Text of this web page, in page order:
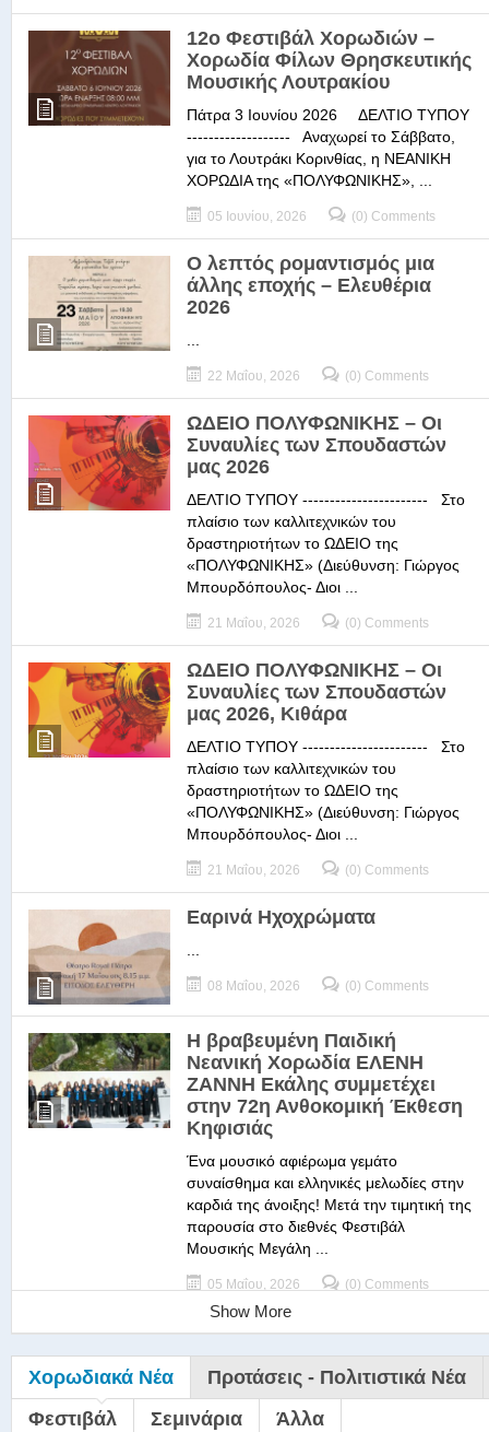
12ο Φεστιβάλ Χορωδιών –
Χορωδία Φίλων Θρησκευτικής
Μουσικής Λουτρακίου
Πάτρα 3 Ιουνίου 2026 ΔΕΛΤΙΟ ΤΥΠΟΥ
------------------- Αναχωρεί το Σάββατο,
για το Λουτράκι Κορινθίας, η ΝΕΑΝΙΚΗ
ΧΟΡΩΔΙΑ της «ΠΟΛΥΦΩΝΙΚΗΣ», ...
05 Ιουνίου, 2026 (0) Comments
Ο λεπτός ρομαντισμός μια
άλλης εποχής – Ελευθέρια
2026
22 Μαΐου, 2026 (0) Comments
ΩΔΕΙΟ ΠΟΛΥΦΩΝΙΚΗΣ – Οι
Συναυλίες των Σπουδαστών
μας 2026
ΔΕΛΤΙΟ ΤΥΠΟΥ ----------------------- Στο
πλαίσιο των καλλιτεχνικών του
δραστηριοτήτων το ΩΔΕΙΟ της
«ΠΟΛΥΦΩΝΙΚΗΣ» (Διεύθυνση: Γιώργος
Μπουρδόπουλος- Διοι ...
21 Μαΐου, 2026 (0) Comments
ΩΔΕΙΟ ΠΟΛΥΦΩΝΙΚΗΣ – Οι
Συναυλίες των Σπουδαστών
μας 2026, Κιθάρα
ΔΕΛΤΙΟ ΤΥΠΟΥ ----------------------- Στο
πλαίσιο των καλλιτεχνικών του
δραστηριοτήτων το ΩΔΕΙΟ της
«ΠΟΛΥΦΩΝΙΚΗΣ» (Διεύθυνση: Γιώργος
Μπουρδόπουλος- Διοι ...
21 Μαΐου, 2026 (0) Comments
Εαρινά Ηχοχρώματα
08 Μαΐου, 2026 (0) Comments
Η βραβευμένη Παιδική
Νεανική Χορωδία ΕΛΕΝΗ
ΖΑΝΝΗ Εκάλης συμμετέχει
στην 72η Ανθοκομική Έκθεση
Κηφισιάς
Ένα μουσικό αφιέρωμα γεμάτο
συναίσθημα και ελληνικές μελωδίες στην
καρδιά της άνοιξης! Μετά την τιμητική της
παρουσία στο διεθνές Φεστιβάλ
Μουσικής Μεγάλη ...
05 Μαΐου, 2026 (0) Comments
Show More
Χορωδιακά Νέα
Προτάσεις - Πολιτιστικά Νέα
Φεστιβάλ
Σεμινάρια Άλλα